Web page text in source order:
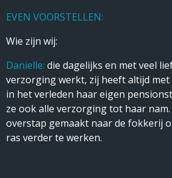
EVEN VOORSTELLEN:
Wie zijn wij:
Danielle: die dagelijks en met veel
verzorging werkt, zij heeft altijd
in het verleden haar eigen
ze ook alle verzorging tot haar
overstap gemaakt naar de fokkerij
ras verder te werken.